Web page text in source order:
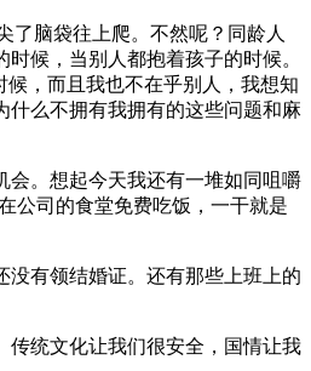
了脑袋往上爬。不然呢？同龄人
候，当别人都抱着孩子的时候。
，而且我也不在乎别人，我想知
什么不拥有我拥有的这些问题和麻
会。想起今天我还有一堆如同咀嚼
公司的食堂免费吃饭，一干就是
没有领结婚证。还有那些上班上的
传统文化让我们很安全，国情让我